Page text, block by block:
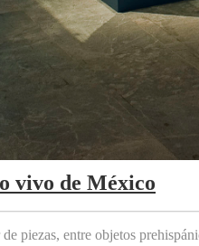
vivo de México
de piezas, entre objetos